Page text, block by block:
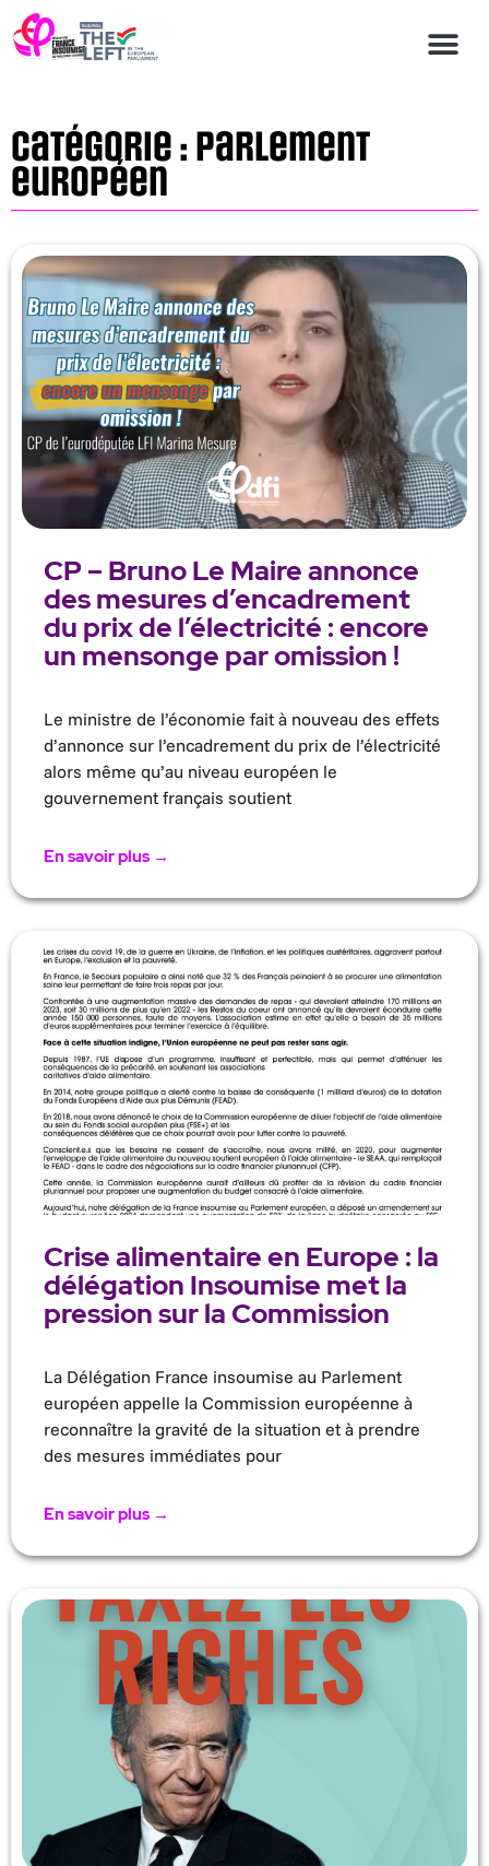
Catégorie : Parlement
européen
CP – Bruno Le Maire annonce
des mesures d’encadrement
du prix de l’électricité : encore
un mensonge par omission !
Le ministre de l’économie fait à nouveau des effets
d’annonce sur l’encadrement du prix de l’électricité
alors même qu’au niveau européen le
gouvernement français soutient
En savoir plus →
Crise alimentaire en Europe : la
délégation Insoumise met la
pression sur la Commission
La Délégation France insoumise au Parlement
européen appelle la Commission européenne à
reconnaître la gravité de la situation et à prendre
des mesures immédiates pour
En savoir plus →